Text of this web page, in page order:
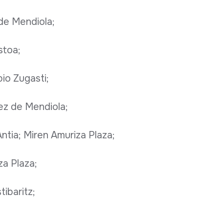
Mendiola;
Zugasti;
de Mendiola;
Miren Amuriza Plaza;
Plaza;